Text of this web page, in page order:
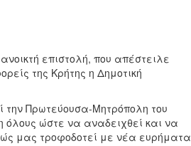
επιστολή, που απέστειλε
της Κρήτης η Δημοτική
Πρωτεύουσα-Μητρόπολη του
όλους ώστε να αναδειχθεί και να
μας τροφοδοτεί με νέα ευρήματα